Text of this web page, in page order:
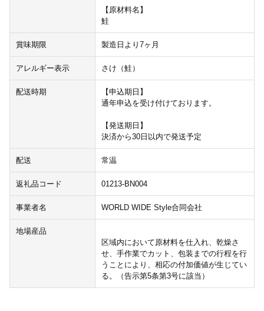
【原材料名】
鮭
賞味期限 製造日より7ヶ月
アレルギー表示 さけ（鮭）
配送時期
【申込期日】
通年申込を受け付けております。
【発送期日】
決済から30日以内で発送予定
配送 常温
返礼品コード 01213-BN004
事業者名 WORLD WIDE Style合同会社
地場産品
区域内において原材料を仕入れ、乾燥さ
せ、手作業でカット、包装までの行程を行
うことにより、相応の付加価値が生じてい
る。（告示第5条第3号に該当）